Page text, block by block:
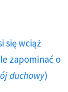
się wciąż
zapominać o
duchowy)